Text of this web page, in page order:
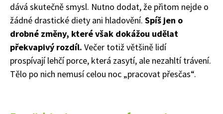
dává skutečně smysl. Nutno dodat, že přitom nejde o
žádné drastické diety ani hladovění. Spíš jen o
drobné změny, které však dokážou udělat
překvapivý rozdíl. Večer totiž většině lidí
prospívají lehčí porce, která zasytí, ale nezahltí trávení.
Tělo po nich nemusí celou noc „pracovat přesčas“.